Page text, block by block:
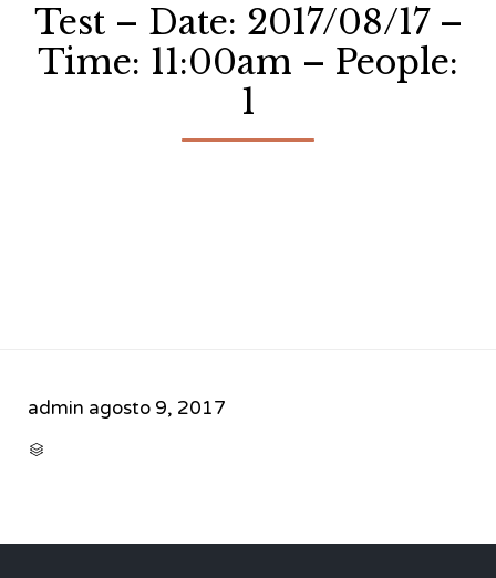
Test – Date: 2017/08/17 –
Time: 11:00am – People:
1
admin agosto 9, 2017
